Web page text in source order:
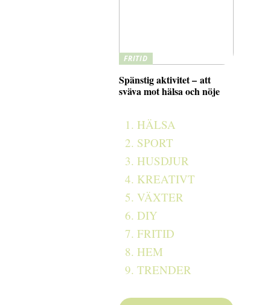
FRITID
Spänstig aktivitet – att
sväva mot hälsa och nöje
HÄLSA
SPORT
HUSDJUR
KREATIVT
VÄXTER
DIY
FRITID
HEM
TRENDER